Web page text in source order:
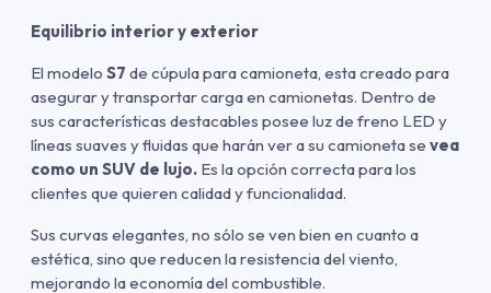
Equilibrio interior y exterior
El modelo S7 de cúpula para camioneta, esta creado para
asegurar y transportar carga en camionetas. Dentro de
sus características destacables posee luz de freno LED y
líneas suaves y fluidas que harán ver a su camioneta se vea
como un SUV de lujo. Es la opción correcta para los
clientes que quieren calidad y funcionalidad.
Sus curvas elegantes, no sólo se ven bien en cuanto a
estética, sino que reducen la resistencia del viento,
mejorando la economía del combustible.